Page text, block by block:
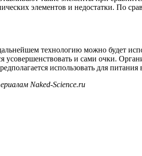
элементов и недостатки. По
технологию можно будет
усовершенствовать и сами очки.
использовать для
Naked-Science.ru